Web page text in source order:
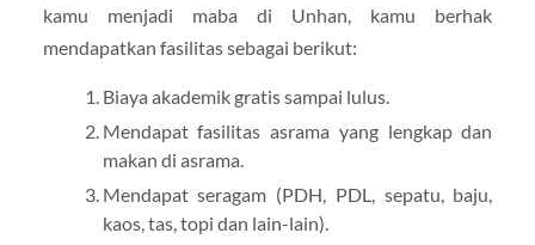
kamu menjadi maba di Unhan, kamu berhak
mendapatkan fasilitas sebagai berikut:
Biaya akademik gratis sampai lulus.
Mendapat fasilitas asrama yang lengkap dan
makan di asrama.
Mendapat seragam (PDH, PDL, sepatu, baju,
kaos, tas, topi dan lain-lain).